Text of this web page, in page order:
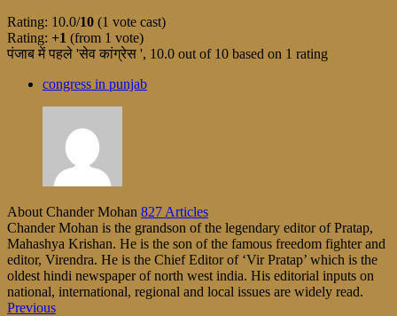
Rating: 10.0/10 (1 vote cast)
Rating: +1 (from 1 vote)
पंजाब में पहले 'सेव कांग्रेस ', 10.0 out of 10 based on 1 rating
congress in punjab
About Chander Mohan 827 Articles
Chander Mohan is the grandson of the legendary editor of Pratap,
Mahashya Krishan. He is the son of the famous freedom fighter and
editor, Virendra. He is the Chief Editor of ‘Vir Pratap’ which is the
oldest hindi newspaper of north west india. His editorial inputs on
national, international, regional and local issues are widely read.
Previous